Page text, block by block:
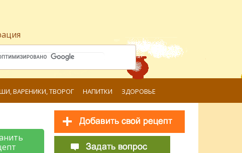
ВАРЕНИКИ, ТВОРОГ НАПИТКИ ЗДОРОВЬЕ